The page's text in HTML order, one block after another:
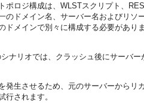
ポロジ構成は、WLSTスクリプト、
のドメイン名、サーバー名およびリ
ドメインで別々に構成する必要があり
ナリオでは、クラッシュ後にサーバ
発生させるため、元のサーバーから
行されます。